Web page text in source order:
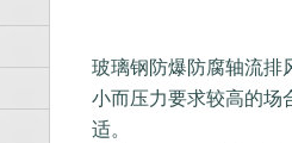
玻璃钢防爆防腐轴流排
小而压力要求较高的场
适。